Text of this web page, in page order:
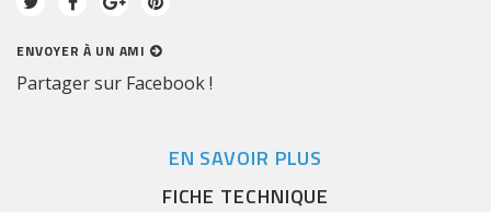
ENVOYER À UN AMI
Partager sur Facebook !
EN SAVOIR PLUS
FICHE TECHNIQUE